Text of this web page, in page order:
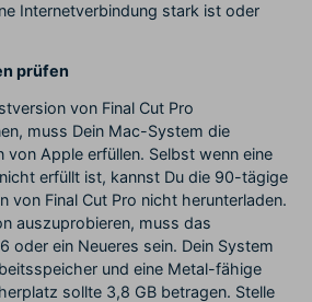
Internetverbindung stark ist oder
prüfen
von Final Cut Pro
muss Dein Mac-System die
von Apple erfüllen. Selbst wenn eine
erfüllt ist, kannst Du die 90-tägige
von Final Cut Pro nicht herunterladen.
auszuprobieren, muss das
oder ein Neueres sein. Dein System
und eine Metal-fähige
sollte 3,8 GB betragen. Stelle